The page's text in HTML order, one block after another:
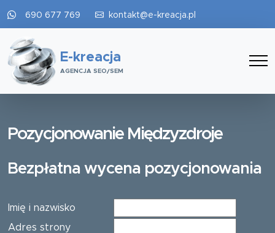
690 677 769 kontakt@e-kreacja.pl
E-kreacja
AGENCJA SEO/SEM
Pozycjonowanie Międzyzdroje
Bezpłatna wycena pozycjonowania
Imię i nazwisko
Adres strony